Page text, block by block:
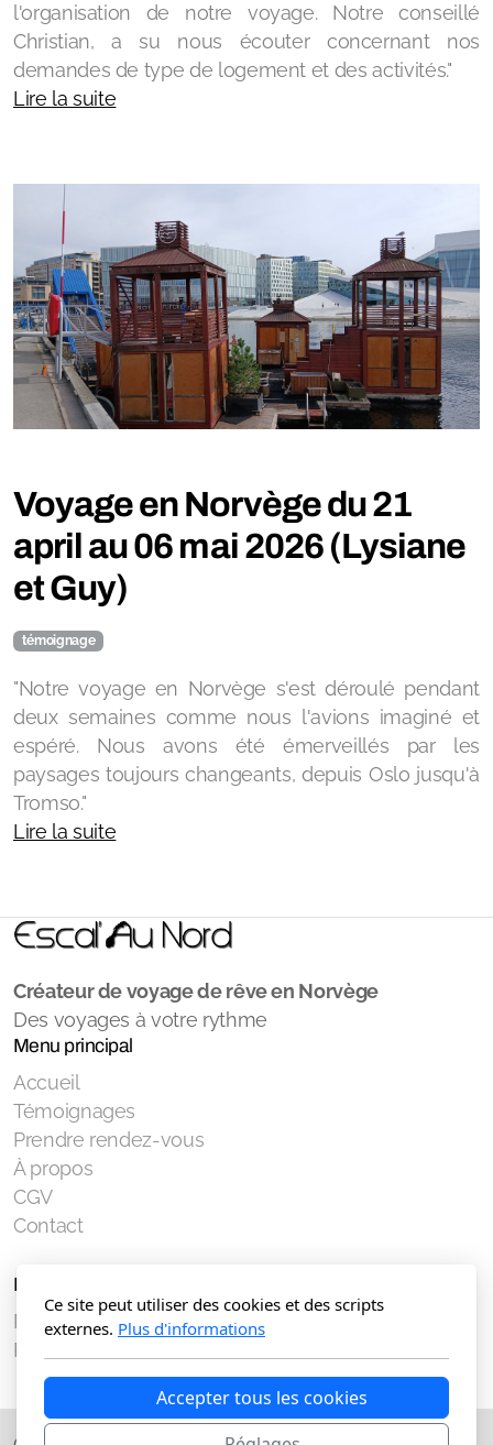
l'organisation de notre voyage. Notre conseillé
Christian, a su nous écouter concernant nos
demandes de type de logement et des activités."
Lire la suite
Voyage en Norvège du 21
april au 06 mai 2026 (Lysiane
et Guy)
témoignage
"Notre voyage en Norvège s'est déroulé pendant
deux semaines comme nous l'avions imaginé et
espéré. Nous avons été émerveillés par les
paysages toujours changeants, depuis Oslo jusqu'à
Tromso."
Lire la suite
Créateur de voyage de rêve en Norvège
Des voyages à votre rythme
Menu principal
Accueil
Témoignages
Prendre rendez-vous
À propos
CGV
Contact
Légal
Politique de confidentialité
Politique de durabilité
Ce site peut utiliser des cookies et des scripts
externes. Plus d'informations
Accepter tous les cookies